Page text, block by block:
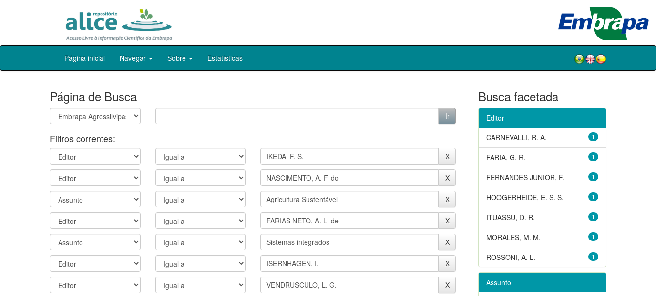
Skip
Página inicial Navegar Sobre Estatísticas
Página de Busca
Filtros correntes:
Busca facetada
Editor
1
CARNEVALLI, R. A.
1
FARIA, G. R.
1
FERNANDES JUNIOR, F.
1
HOOGERHEIDE, E. S. S.
1
ITUASSU, D. R.
1
MORALES, M. M.
1
ROSSONI, A. L.
Assunto